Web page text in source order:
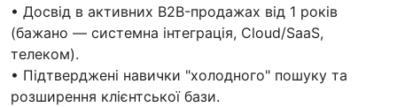
• Досвід в активних B2B-продажах від 1 років
(бажано — системна інтеграція, Cloud/SaaS,
телеком).
• Підтверджені навички "холодного" пошуку та
розширення клієнтської бази.